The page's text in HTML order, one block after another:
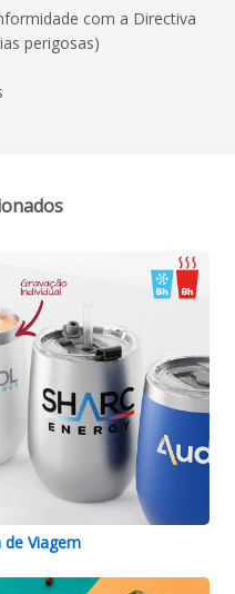
com a Directiva
perigosas)
de Viagem